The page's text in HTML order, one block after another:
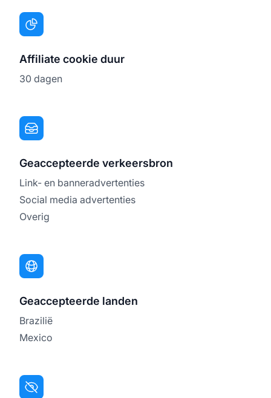
Affiliate cookie duur
30 dagen
Geaccepteerde verkeersbron
Link- en banneradvertenties
Social media advertenties
Overig
Geaccepteerde landen
Brazilië
Mexico